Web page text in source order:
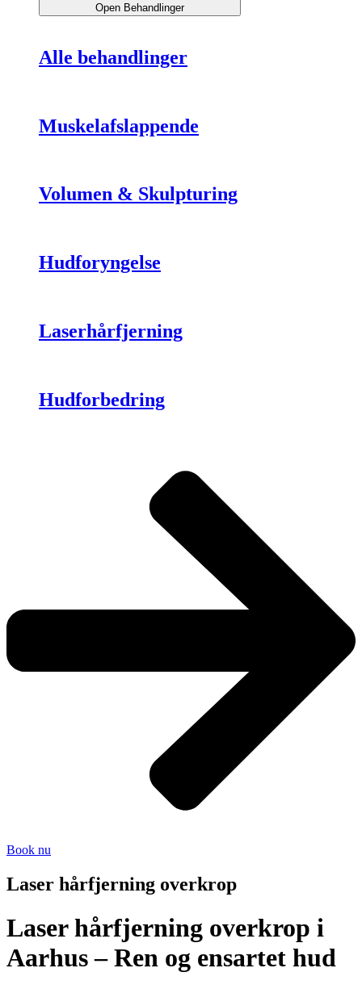
Open Behandlinger
Alle behandlinger
Muskelafslappende
Volumen & Skulpturing
Hudforyngelse
Laserhårfjerning
Hudforbedring
Book nu
Laser hårfjerning overkrop
Laser hårfjerning overkrop i
Aarhus – Ren og ensartet hud